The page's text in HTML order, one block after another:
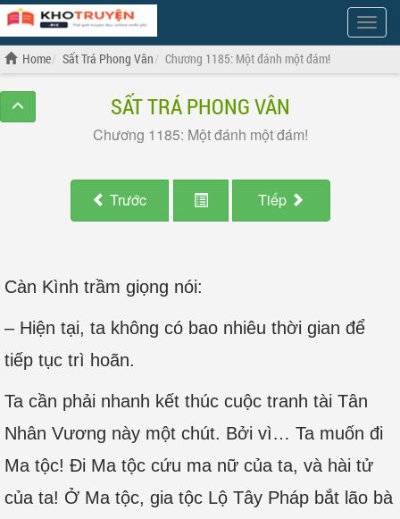
Show
Menu
Home Sất Trá Phong Vân Chương 1185: Một đánh một đám!
SẤT TRÁ PHONG VÂN
Chương 1185: Một đánh một đám!
Trước Tiếp
Càn Kình trầm giọng nói:
– Hiện tại, ta không có bao nhiêu thời gian để
tiếp tục trì hoãn.
Ta cần phải nhanh kết thúc cuộc tranh tài Tân
Nhân Vương này một chút. Bởi vì… Ta muốn đi
Ma tộc! Đi Ma tộc cứu ma nữ của ta, và hài tử
của ta! Ở Ma tộc, gia tộc Lộ Tây Pháp bắt lão bà